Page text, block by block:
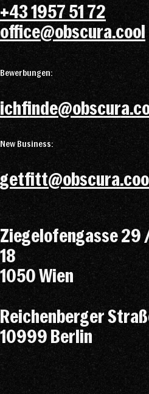
+43 1957 51 72
office@obscura.cool
Bewerbungen:
New Business:
Ziegelofengasse
18
1050 Wien
Reichenberger
10999 Berlin